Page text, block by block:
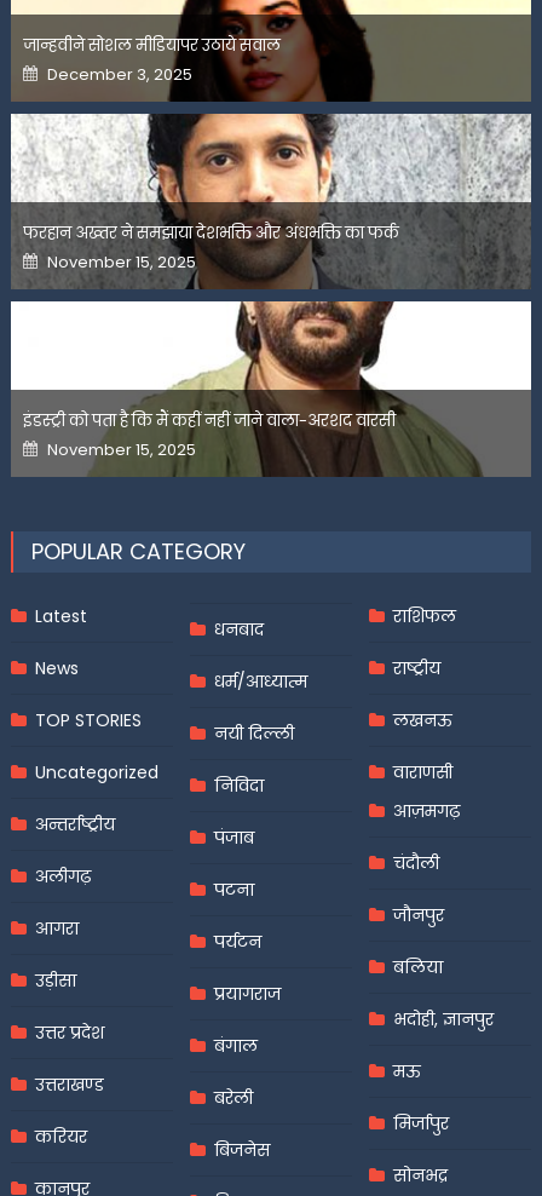
जान्हवीने सोशल मीडियापर उठाये सवाल
Posted
on
December 3, 2025
फरहान अख्तर ने समझाया देशभक्ति और अंधभक्ति का फर्क
Posted
on
November 15, 2025
इंडस्ट्री को पता है कि मैं कहीं नहीं जाने वाला-अरशद वारसी
Posted
on
November 15, 2025
POPULAR CATEGORY
Latest
News
TOP STORIES
Uncategorized
अन्तर्राष्ट्रीय
अलीगढ़
आगरा
उड़ीसा
उत्तर प्रदेश
उत्तराखण्ड
करियर
कानपुर
धनबाद
धर्म/आध्यात्म
नयी दिल्ली
निविदा
पंजाब
पटना
पर्यटन
प्रयागराज
बंगाल
बरेली
बिजनेस
राशिफल
राष्ट्रीय
लखनऊ
वाराणसी
आज़मगढ़
चंदौली
जौनपुर
बलिया
भदोही, ज्ञानपुर
मऊ
मिर्जापुर
सोनभद्र